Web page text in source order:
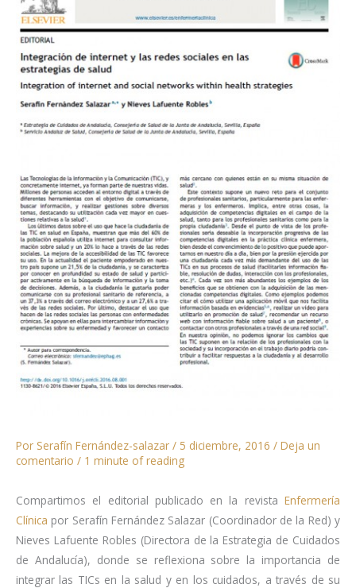
Por Serafín Fernández-salazar / 5 diciembre, 2016 / Deja un
comentario / 1 minute of reading
Compartimos el editorial publicado en la revista Enfermería
Clínica por Serafín Fernández Salazar (Coordinador de la Red) y
Nieves Lafuente Robles (Directora de la Estrategia de Cuidados
de Andalucía), donde se reflexiona sobre la importancia de
integrar las TICs en la salud y en los cuidados, a través de su